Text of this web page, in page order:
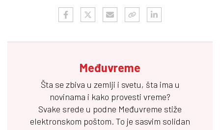
Međuvreme
Šta se zbiva u zemlji i svetu, šta ima u
novinama i kako provesti vreme?
Svake srede u podne Međuvreme stiže
elektronskom poštom. To je sasvim solidan